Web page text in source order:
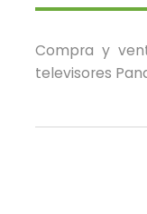
Compra y
televisores